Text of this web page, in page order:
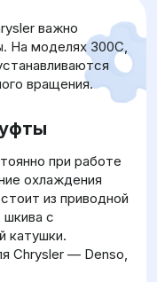
важно
На моделях 300C,
вращения.
при работе
охлаждения
из приводной
с
катушки.
Chrysler — Denso,